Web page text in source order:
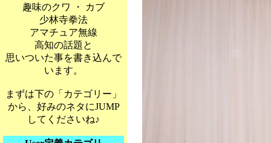
趣味のクワ ・ カブ
少林寺拳法
アマチュア無線
高知の話題と
思いついた事を書き込んで
います。
まずは下の「カテゴリー」
から、好みのネタにJUMP
してくださいね♪